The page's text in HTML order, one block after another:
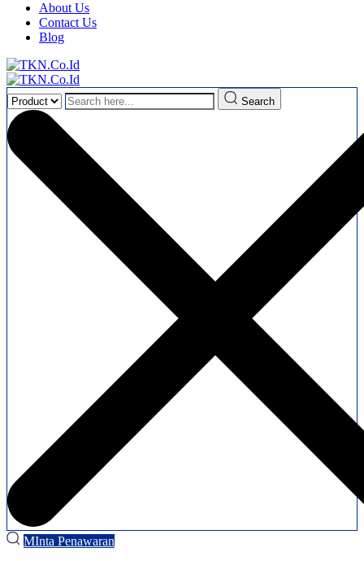
About Us
Contact Us
Blog
Search
MInta Penawaran